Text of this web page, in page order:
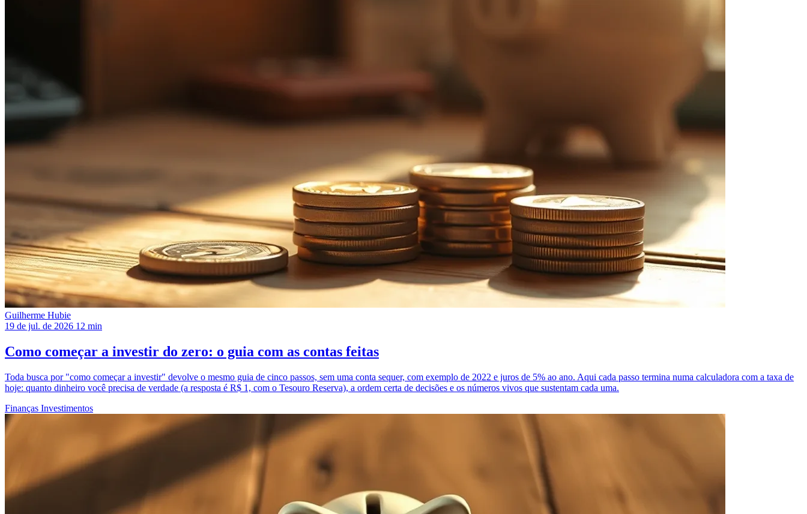
Guilherme Hubie
19 de jul. de 2026 12 min
Como começar a investir do zero: o guia com as contas feitas
Toda busca por "como começar a investir" devolve o mesmo guia de cinco passos, sem uma conta sequer, com exemplo de 2022 e juros de 5% ao ano. Aqui cada passo termina numa calculadora com a taxa de
hoje: quanto dinheiro você precisa de verdade (a resposta é R$ 1, com o Tesouro Reserva), a ordem certa de decisões e os números vivos que sustentam cada uma.
Finanças Investimentos